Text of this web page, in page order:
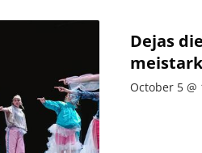
Dejas
October 5 @